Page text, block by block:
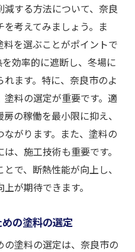
する方法について、奈良
考えてみましょう。ま
を選ぶことがポイントで
効率的に遮断し、冬場に
ます。特に、奈良市のよ
料の選定が重要です。適
の稼働を最小限に抑え、
がります。また、塗料の
、施工技術も重要です。
で、断熱性能が向上し、
が期待できます。
の塗料の選定
塗料の選定は、奈良市の